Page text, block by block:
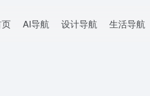
AI导航 设计导航 生活导航